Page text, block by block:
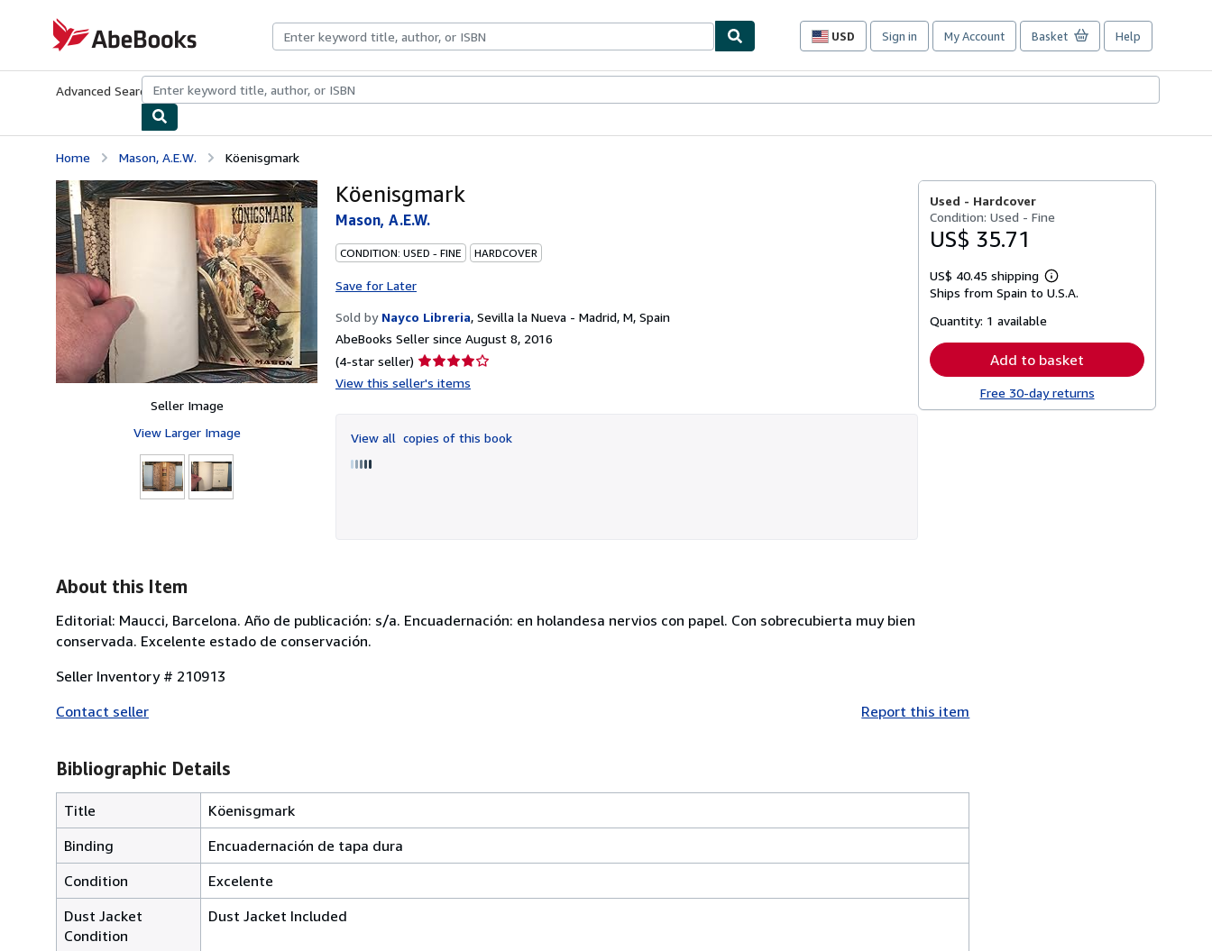
AbeBooks.com
USD
Site
preferences
Sign in My Account Basket Help
Advanced Search Browse CollectionsRare BooksArt & Collectibles
Home Mason, A.E.W. Köenisgmark
Seller Image
View Larger Image
Köenisgmark
Mason, A.E.W.
CONDITION: USED - FINE HARDCOVER
Save for Later
Sold by Nayco Libreria, Sevilla la Nueva - Madrid, M, Spain
AbeBooks Seller since August 8, 2016
(4-star seller) Seller
rating
of
5
View this seller's items
View all copies of this book
Used - Hardcover
Condition: Used - Fine
US$ 35.71
US$ 40.45 shipping
Learn
more
Ships from Spain to U.S.A.
Quantity: 1 available
Add to basket
Free 30-day returns
About this Item
Editorial: Maucci, Barcelona. Año de publicación: s/a. Encuadernación: en holandesa nervios con papel. Con sobrecubierta muy bien
conservada. Excelente estado de conservación.
Seller Inventory # 210913
Contact seller
Report this item
Bibliographic Details
Title
Köenisgmark
Binding
Encuadernación de tapa dura
Condition
Excelente
Dust Jacket
Condition
Dust Jacket Included